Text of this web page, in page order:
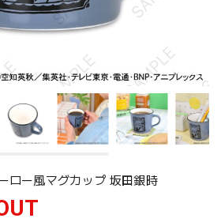
ロー風マグカップ 坂田銀時